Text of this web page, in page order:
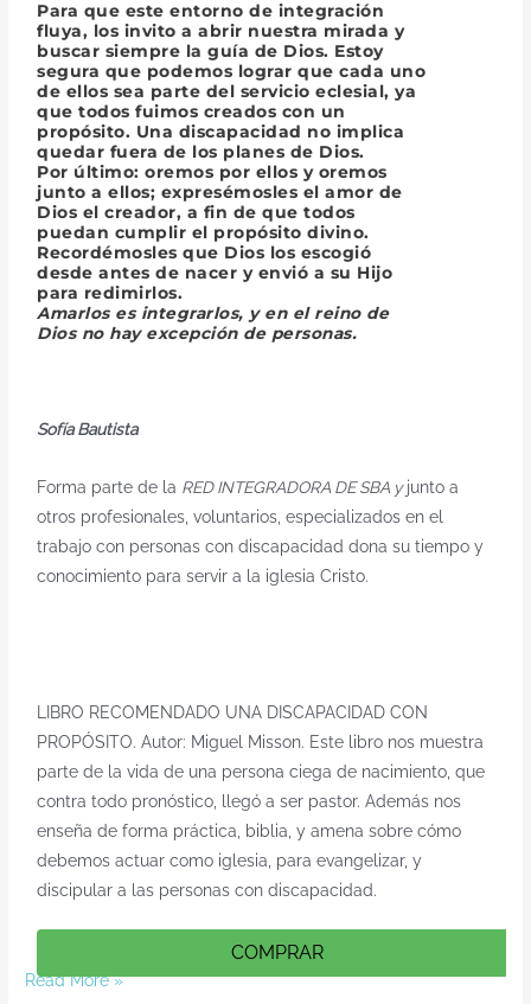
Para que este entorno de integración
fluya, los invito a abrir nuestra mirada y
buscar siempre la guía de Dios. Estoy
segura que podemos lograr que cada uno
de ellos sea parte del servicio eclesial, ya
que todos fuimos creados con un
propósito. Una discapacidad no implica
quedar fuera de los planes de Dios.
Por último: oremos por ellos y oremos
junto a ellos; expresémosles el amor de
Dios el creador, a fin de que todos
puedan cumplir el propósito divino.
Recordémosles que Dios los escogió
desde antes de nacer y envió a su Hijo
para redimirlos.
Amarlos es integrarlos, y en el reino de
Dios no hay excepción de personas.
Sofía Bautista
Forma parte de la RED INTEGRADORA DE SBA yjunto a
otros profesionales, voluntarios, especializados en el
trabajo con personas con discapacidad dona su tiempo y
conocimiento para servir a la iglesia Cristo.
LIBRO RECOMENDADO UNA DISCAPACIDAD CON
PROPÓSITO. Autor: Miguel Misson. Este libro nos muestra
parte de la vida de una persona ciega de nacimiento, que
contra todo pronóstico, llegó a ser pastor. Además nos
enseña de forma práctica, biblia, y amena sobre cómo
debemos actuar como iglesia, para evangelizar, y
discipular a las personas con discapacidad.
COMPRAR
Read More »